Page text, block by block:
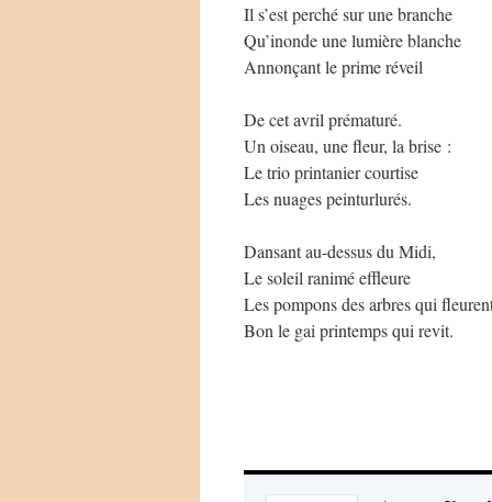
Il s’est perché sur une branche
Qu’inonde une lumière blanche
Annonçant le prime réveil
De cet avril prématuré.
Un oiseau, une fleur, la brise :
Le trio printanier courtise
Les nuages peinturlurés.
Dansant au-dessus du Midi,
Le soleil ranimé effleure
Les pompons des arbres qui
Bon le gai printemps qui revit.